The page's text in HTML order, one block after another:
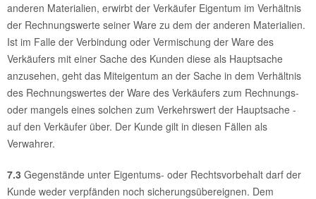
anderen Materialien, erwirbt der Verkäufer Eigentum im Verhältnis
der Rechnungswerte seiner Ware zu dem der anderen Materialien.
Ist im Falle der Verbindung oder Vermischung der Ware des
Verkäufers mit einer Sache des Kunden diese als Hauptsache
anzusehen, geht das Miteigentum an der Sache in dem Verhältnis
des Rechnungswertes der Ware des Verkäufers zum Rechnungs-
oder mangels eines solchen zum Verkehrswert der Hauptsache -
auf den Verkäufer über. Der Kunde gilt in diesen Fällen als
Verwahrer.
7.3 Gegenstände unter Eigentums- oder Rechtsvorbehalt darf der
Kunde weder verpfänden noch sicherungsübereignen. Dem